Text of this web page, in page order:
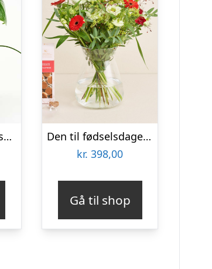
Monstera i rustik skjuler – Send blomster med Bloomit
Den til fødselsdagen med tillykkekarameller
kr. 398,00
Gå til shop